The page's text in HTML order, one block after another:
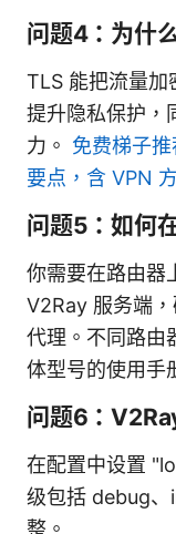
问题4：为什
TLS 能把流量加
提升隐私保护，
力。 免费梯子
要点，含 VPN
问题5：如何
你需要在路由器
V2Ray 服务端
代理。不同路由
体型号的使用手
问题6：
在配置中设置
级包括 debug